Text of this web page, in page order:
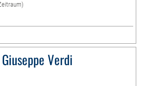
Verdi